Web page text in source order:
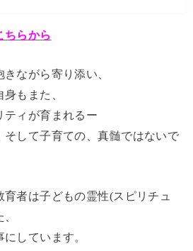
ちらから
ながら寄り添い、
もまた、
ティが育まれるー
そして子育ての、真髄ではないで
者は子どもの霊性(スピリチュ
しています。